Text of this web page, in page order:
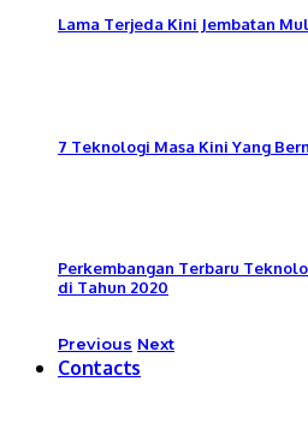
Lama Terjeda Kini Jembatan
7 Teknologi Masa Kini Yang
Perkembangan Terbaru
di Tahun 2020
Previous Next
Contacts